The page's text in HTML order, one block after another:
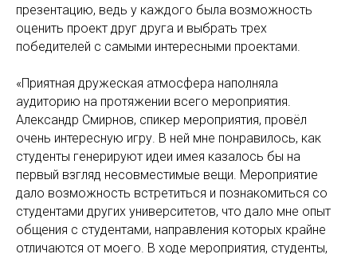
презентацию, ведь у каждого была возможность
оценить проект друг друга и выбрать трех
победителей с самыми интересными проектами.
«Приятная дружеская атмосфера наполняла
аудиторию на протяжении всего мероприятия.
Александр Смирнов, спикер мероприятия, провёл
очень интересную игру. В ней мне понравилось, как
студенты генерируют идеи имея казалось бы на
первый взгляд несовместимые вещи. Мероприятие
дало возможность встретиться и познакомиться со
студентами других университетов, что дало мне опыт
общения с студентами, направления которых крайне
отличаются от моего. В ходе мероприятия, студенты,